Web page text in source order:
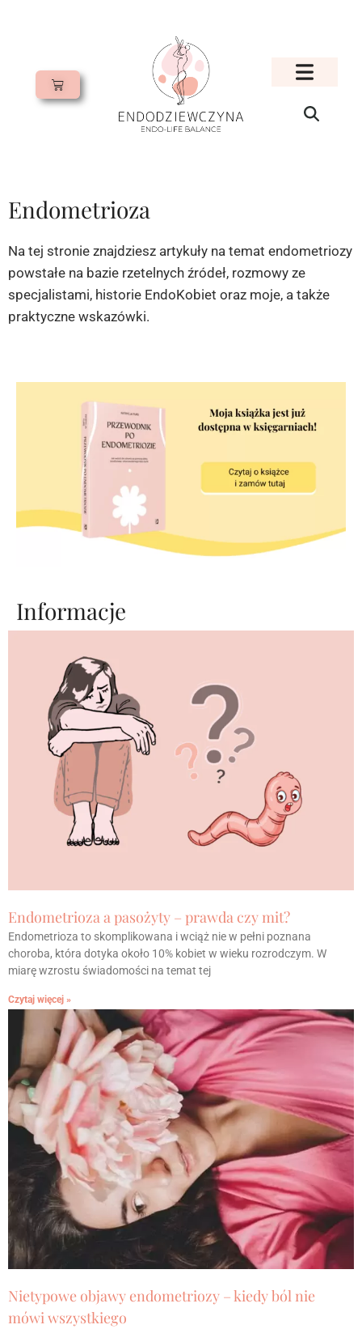
Endometrioza
Na tej stronie znajdziesz artykuły na temat endometriozy
powstałe na bazie rzetelnych źródeł, rozmowy ze
specjalistami, historie EndoKobiet oraz moje, a także
praktyczne wskazówki.
Informacje
Endometrioza a pasożyty – prawda czy mit?
Endometrioza to skomplikowana i wciąż nie w pełni poznana
choroba, która dotyka około 10% kobiet w wieku rozrodczym. W
miarę wzrostu świadomości na temat tej
Czytaj więcej »
Nietypowe objawy endometriozy – kiedy ból nie
mówi wszystkiego